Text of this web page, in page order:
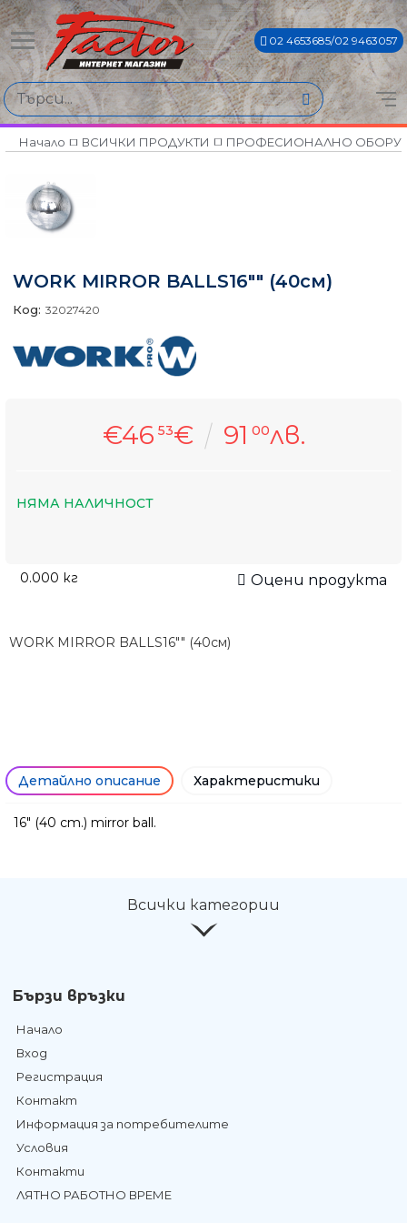
02 4653685/02 9463057
Начало ВСИЧКИ ПРОДУКТИ ПРОФЕСИОНАЛНО
WORK MIRROR BALLS16"" (40см)
Код: 32027420
€46 53€ 91 00лв.
НЯМА НАЛИЧНОСТ
0.000 кг Оцени продукта
WORK MIRROR BALLS16"" (40см)
Детайлно описание Характеристики
16" (40 cm.) mirror ball.
Всички категории
Бързи връзки
Начало
Вход
Регистрация
Контакт
Информация за потребителите
Условия
Контакти
ЛЯТНО РАБОТНО ВРЕМЕ